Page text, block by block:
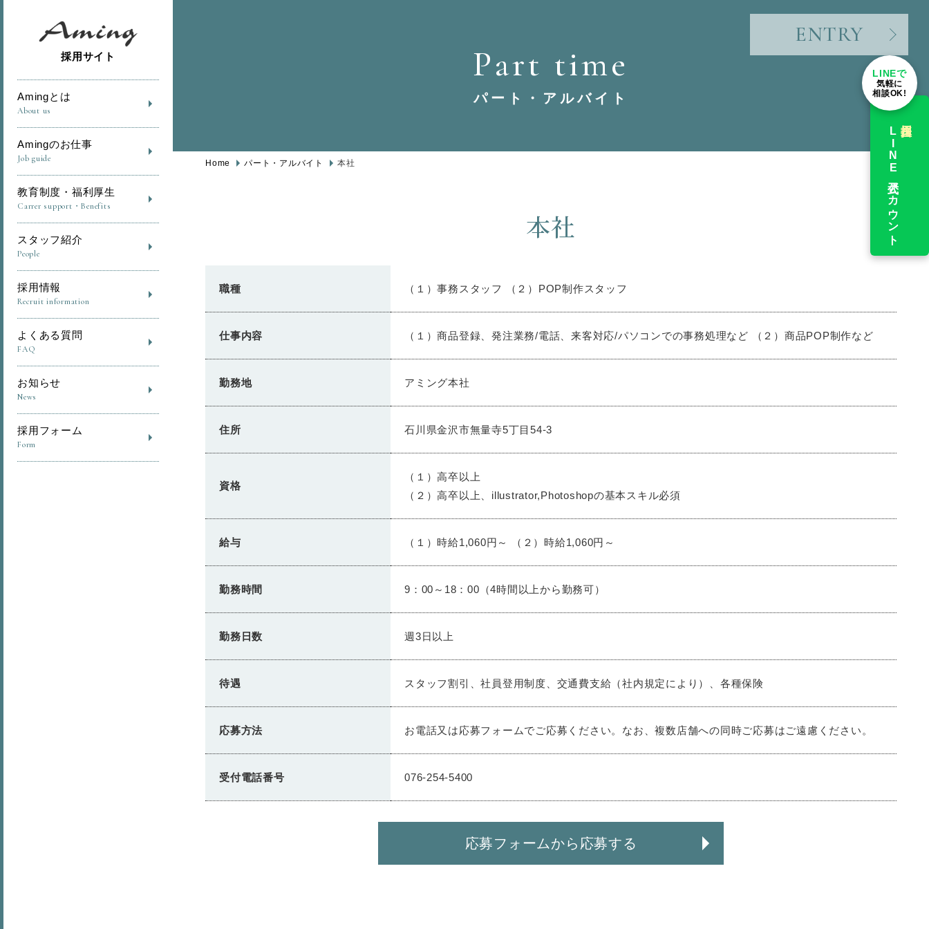
ENTRY
LINEで
気軽に
相談OK!
LINE公式アカウント
採用サイト
Amingとは
About us
Amingのお仕事
Job guide
教育制度・福利厚生
Carrer support・Benefits
スタッフ紹介
People
採用情報
Recruit information
よくある質問
FAQ
お知らせ
News
採用フォーム
Form
Part time
パート・アルバイト
Home パート・アルバイト 本社
本社
職種 （１）事務スタッフ （２）POP制作スタッフ
仕事内容 （１）商品登録、発注業務/電話、来客対応/パソコンでの事務処理など （２）商品POP制作など
勤務地 アミング本社
住所 石川県金沢市無量寺5丁目54-3
資格
（１）高卒以上
（２）高卒以上、illustrator,Photoshopの基本スキル必須
給与 （１）時給1,060円～ （２）時給1,060円～
勤務時間 9：00～18：00（4時間以上から勤務可）
勤務日数 週3日以上
待遇 スタッフ割引、社員登用制度、交通費支給（社内規定により）、各種保険
応募方法 お電話又は応募フォームでご応募ください。なお、複数店舗への同時ご応募はご遠慮ください。
受付電話番号 076-254-5400
応募フォームから応募する